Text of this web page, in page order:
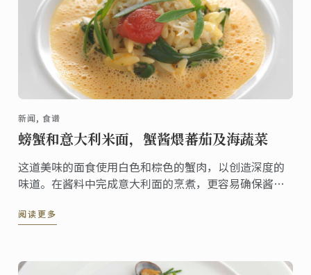
新闻, 食谱
螃蟹和意大利米面，蟹酱煨蕃茄及海蔬菜
这道美味的面食使用白色和棕色的蟹肉，以创造深度的
味道。在酱料中完成意大利面的烹煮，更容易确保酱汁
富含矿物质的海蔬菜。
阅读更多